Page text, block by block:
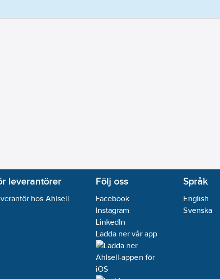
leverantörer
hos Ahlsell
Följ oss
Facebook
Instagram
LinkedIn
Ladda ner vår app
Språk
English
Svenska